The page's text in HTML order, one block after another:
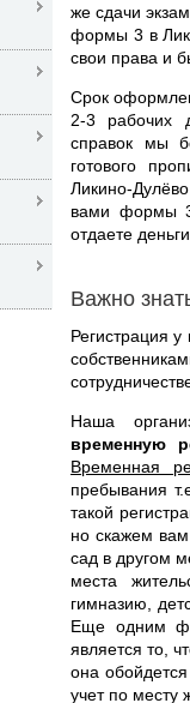
же сдачи
формы 3 в
свои права и
Срок
2-3 рабочих
справок мы
готового
Ликино-
вами формы
отдаете
Важно
Регистрация
Наша
временную
Временная
пребывания
такой
но скажем вам
сад в другом
места
гимназию,
Еще одним
является то,
она
учет по месту